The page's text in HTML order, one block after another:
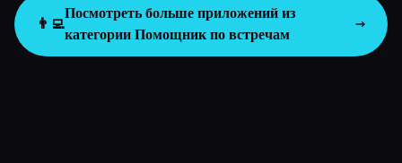
👨‍💻
Посмотреть больше приложений из
категории Помощник по встречам